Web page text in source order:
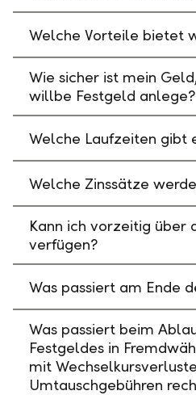
Welche Vorteile bietet
Wie sicher ist mein
willbe Festgeld anlege?
Welche Laufzeiten gibt
Welche Zinssätze
Kann ich vorzeitig über
verfügen?
Was passiert am Ende
Was passiert beim
Festgeldes in
mit
Umtauschgebühren